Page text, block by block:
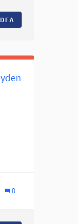
TAKAAMISEKSI
0